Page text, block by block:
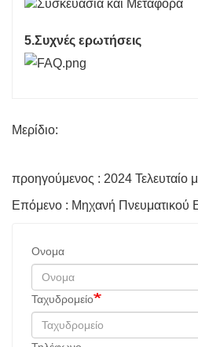
5.Συχνές ερωτήσεις
Μερίδιο:
Ονομα
Ταχυδρομείο